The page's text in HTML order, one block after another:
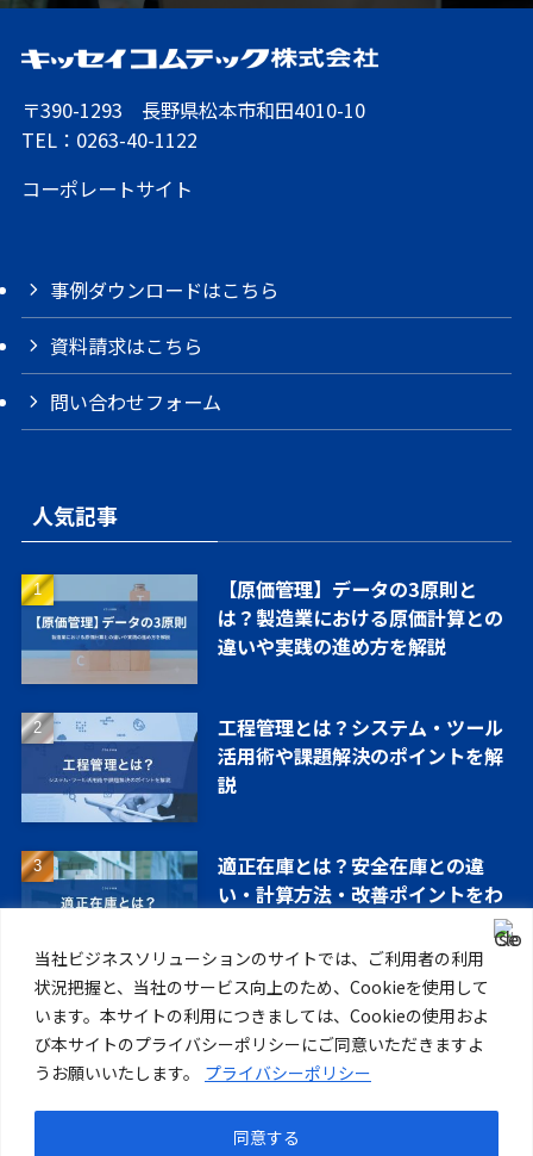
当社ビジネスソリューションのサイトでは、ご利用者の利用
状況把握と、当社のサービス向上のため、Cookieを使用して
います。本サイトの利用につきましては、Cookieの使用およ
び本サイトのプライバシーポリシーにご同意いただきますよ
うお願いいたします。
プライバシーポリシー
同意する
〒390-1293 長野県松本市和田4010-10
TEL： 0263-40-1122
コーポレートサイト
事例ダウンロードはこちら
資料請求はこちら
問い合わせフォーム
人気記事
【原価管理】データの3原則と
は？製造業における原価計算との
違いや実践の進め方を解説
工程管理とは？システム・ツール
活用術や課題解決のポイントを解
説
適正在庫とは？安全在庫との違
い・計算方法・改善ポイントをわ
製品TOP 機能詳細 導入事例 導入の流れ
ニュース一覧
サポートについて ホスティングサービスについて